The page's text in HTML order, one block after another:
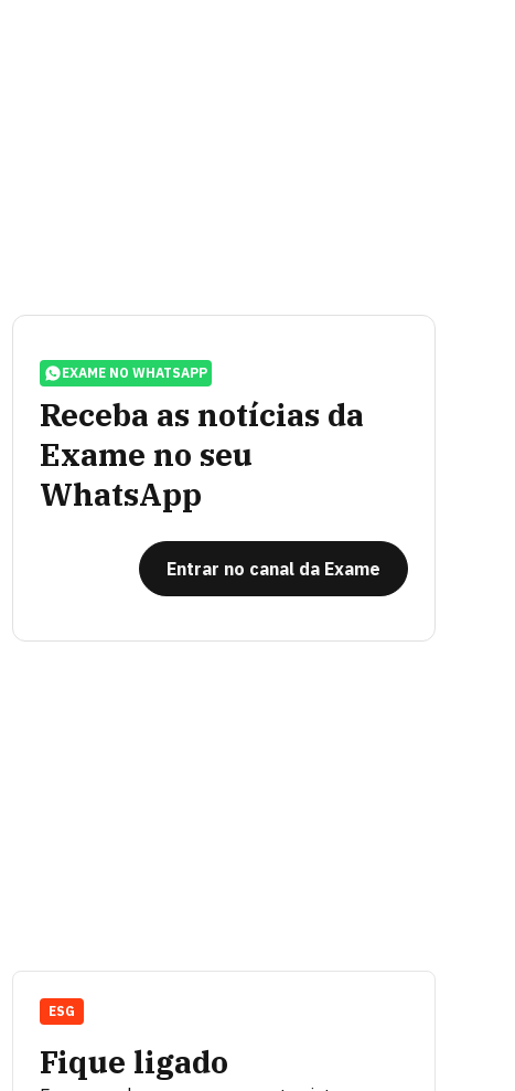
EXAME NO WHATSAPP
Receba as notícias da
Exame no seu
WhatsApp
Entrar no canal da Exame
Fique ligado
ESG